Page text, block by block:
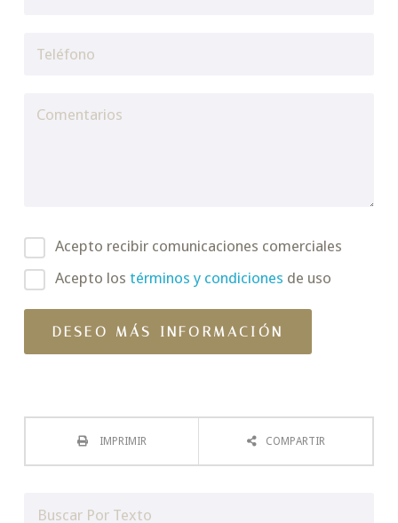
Acepto recibir comunicaciones comerciales
Acepto los términos y condiciones de uso
IMPRIMIR COMPARTIR